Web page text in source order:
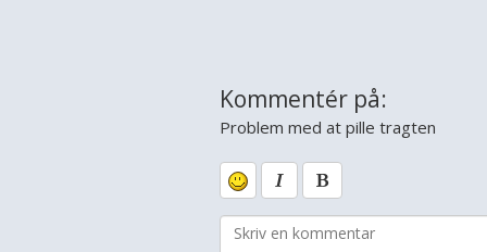
Kommentér på:
Problem med at pille tragten